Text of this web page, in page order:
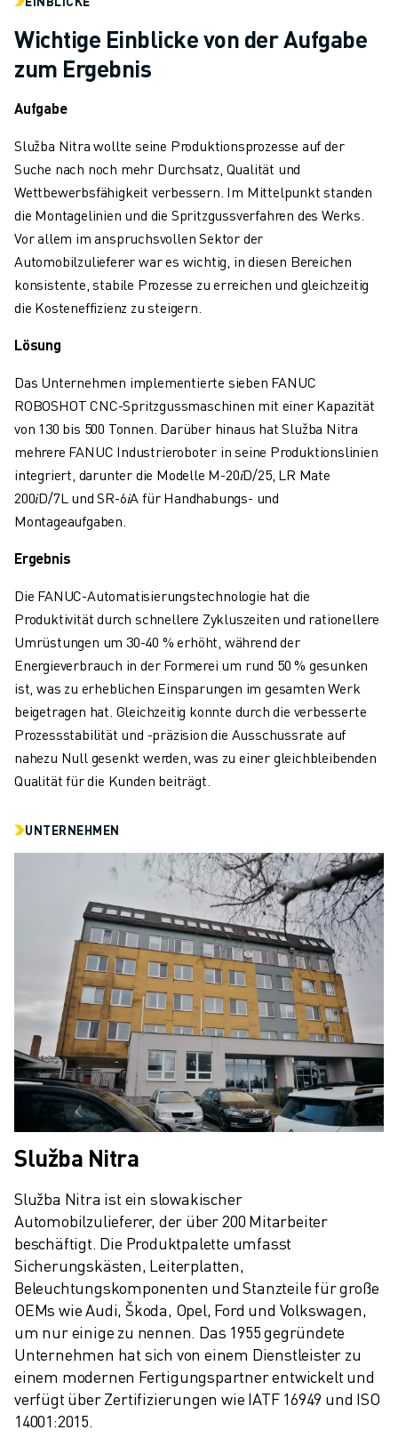
ÜBER FANUC
FANUC IN EUROPA
UNSERE STANDORTE
NACHHALTIGKEIT
KARRIERE
JETZT BEWERBEN » KARRIEREPORTAL
KONTAKT
KONTAKT
STANDORTE
IMPRESSUM
Wichtige Einblicke von der Aufgabe
zum Ergebnis
Aufgabe
Služba Nitra wollte seine Produktionsprozesse auf der
Suche nach noch mehr Durchsatz, Qualität und
Wettbewerbsfähigkeit verbessern. Im Mittelpunkt standen
die Montagelinien und die Spritzgussverfahren des Werks.
Vor allem im anspruchsvollen Sektor der
Automobilzulieferer war es wichtig, in diesen Bereichen
konsistente, stabile Prozesse zu erreichen und gleichzeitig
die Kosteneffizienz zu steigern.
Lösung
Das Unternehmen implementierte sieben FANUC
ROBOSHOT CNC-Spritzgussmaschinen mit einer Kapazität
von 130 bis 500 Tonnen. Darüber hinaus hat Služba Nitra
mehrere FANUC Industrieroboter in seine Produktionslinien
integriert, darunter die Modelle M-20𝑖D/25, LR Mate
200𝑖D/7L und SR-6𝑖A für Handhabungs- und
Montageaufgaben
Ergebnis
Die FANUC-Automatisierungstechnologie hat die
Produktivität durch schnellere Zykluszeiten und rationellere
Umrüstungen um 30-40 % erhöht, während der
Energieverbrauch in der Formerei um rund 50 % gesunken
ist, was zu erheblichen Einsparungen im gesamten Werk
beigetragen hat. Gleichzeitig konnte durch die verbesserte
Prozessstabilität und -präzision die Ausschussrate auf
nahezu Null gesenkt werden, was zu einer gleichbleibenden
Qualität für die Kunden beiträgt
UNTERNEHMEN
Služba Nitra
Služba Nitra ist ein slowakischer
Automobilzulieferer, der über 200 Mitarbeiter
beschäftigt. Die Produktpalette umfasst
Sicherungskästen, Leiterplatten,
Beleuchtungskomponenten und Stanzteile für große
OEMs wie Audi, Škoda, Opel, Ford und Volkswagen,
um nur einige zu nennen. Das 1955 gegründete
Unternehmen hat sich von einem Dienstleister zu
einem modernen Fertigungspartner entwickelt und
verfügt über Zertifizierungen wie IATF 16949 und ISO
14001:2015.